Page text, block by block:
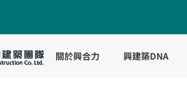
關於興合力 興建築DNA